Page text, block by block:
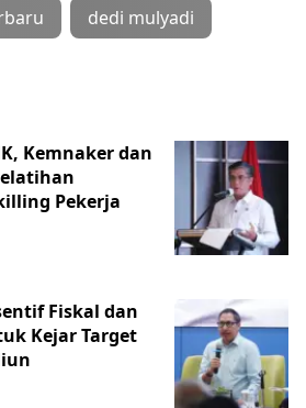
dedi mulyadi
Kemnaker dan
Pekerja
Fiskal dan
Kejar Target